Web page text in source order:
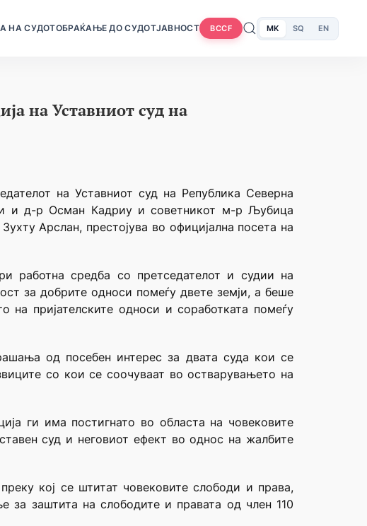
НА СУДОТОБРАЌАЊЕ ДО СУДОТЈАВНОСТ BCCF MK SQ EN
на Уставниот суд на
на Уставниот суд на Република Северна
и д-р Осман Кадриу и советникот м-р Љубица
Арслан, престојува во официјална посета на
работна средба со претседателот и судии на
за добрите односи помеѓу двете земји, а беше
на пријателските односи и соработката помеѓу
од посебен интерес за двата суда кои се
со кои се соочуваат во остварувањето на
ги има постигнато во областа на човековите
суд и неговиот ефект во однос на жалбите
кој се штитат човековите слободи и права,
за заштита на слободите и правата од член 110